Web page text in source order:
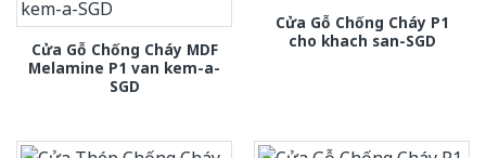
Cửa Gỗ Chống Cháy MDF
Melamine P1 van kem-a-
SGD
Cửa Gỗ Chống Cháy P1
cho khach san-SGD